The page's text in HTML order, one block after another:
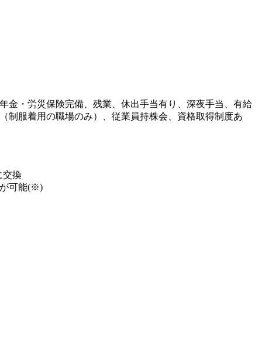
・労災保険完備、残業、休出手当有り、深夜手当、有給
服着用の職場のみ）、従業員持株会、資格取得制度あ
交換
が可能(※)